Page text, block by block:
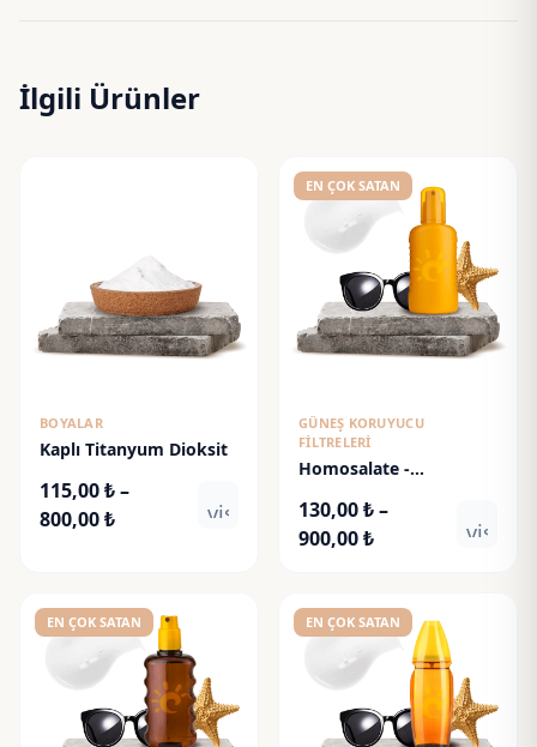
İlgili Ürünler
BOYALAR
Kaplı Titanyum Dioksit
115,00₺–
800,00₺Fiyat
-
800,00 ₺
visibility
EN ÇOK SATAN
GÜNEŞ KORUYUCU
FILTRELERI
Homosalate -
130,00₺–
900,00₺Fiyat
-
900,00 ₺
EN ÇOK SATAN EN ÇOK SATAN